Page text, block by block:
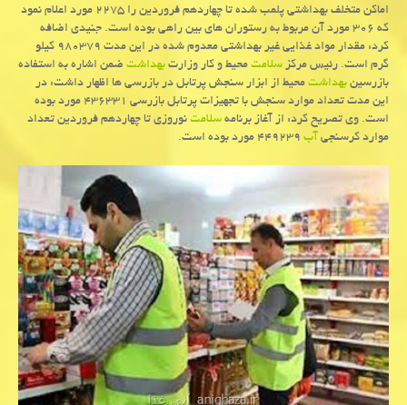
اماكن متخلف بهداشتی پلمب شده تا چهاردهم فروردین را ۲۲۷۵ مورد اعلام نمود
كه ۳۰۶ مورد آن مربوط به رستوران های بین راهی بوده است. جنیدی اضافه
كرد: مقدار مواد غذایی غیر بهداشتی معدوم شده در این مدت ۹۸۰۳۷۹ كیلو
گرم است. رئیس مركزسلامتمحیط و كار وزارتبهداشتضمن اشاره به استفاده
بازرسینبهداشتمحیط از ابزار سنجش پرتابل در بازرسی ها اظهار داشت: در
این مدت تعداد موارد سنجش با تجهیزات پرتابل بازرسی ۴۳۶۳۳۱ مورد بوده
است. وی تصریح كرد: از آغاز برنامهسلامتنوروزی تا چهاردهم فروردین تعداد
موارد كرسنجیآب۴۴۹۲۳۹ مورد بوده است.